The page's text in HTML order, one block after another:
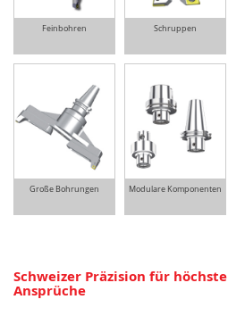
Feinbohren Schruppen
Große Bohrungen Modulare Komponenten
Schweizer Präzision für höchste
Ansprüche